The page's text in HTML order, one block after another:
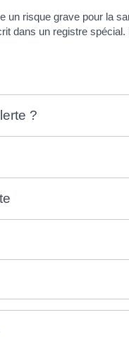
un risque grave pour la
dans un registre
?